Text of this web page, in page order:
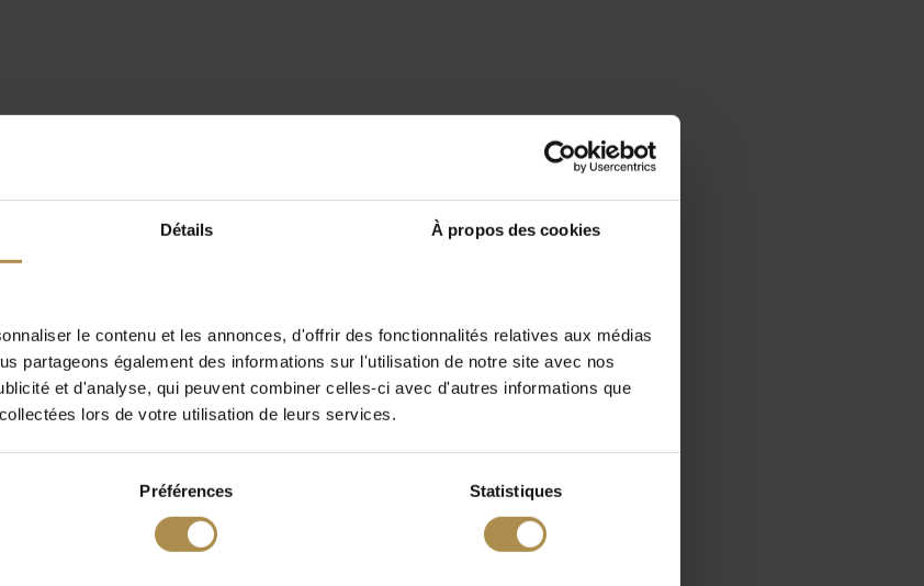
Détails À propos des cookies
le contenu et les annonces, d'offrir des fonctionnalités relatives aux médias
partageons également des informations sur l'utilisation de notre site avec nos
et d'analyse, qui peuvent combiner celles-ci avec d'autres informations que
lors de votre utilisation de leurs services.
Préférences Statistiques